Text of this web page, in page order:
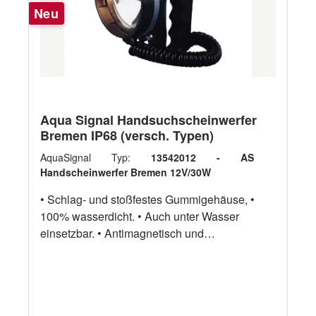
Neu
Aqua Signal Handsuchscheinwerfer
Bremen IP68 (versch. Typen)
AquaSignal Typ: 13542012 - AS
Handscheinwerfer Bremen 12V/30W
• Schlag- und stoßfestes Gummigehäuse, •
100% wasserdicht. • Auch unter Wasser
einsetzbar. • Antimagnetisch und